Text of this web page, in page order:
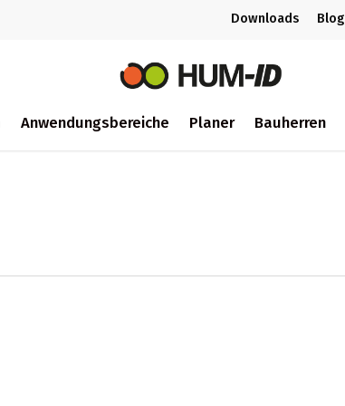
Downloads Blog
Anwendungsbereiche Planer Bauherren